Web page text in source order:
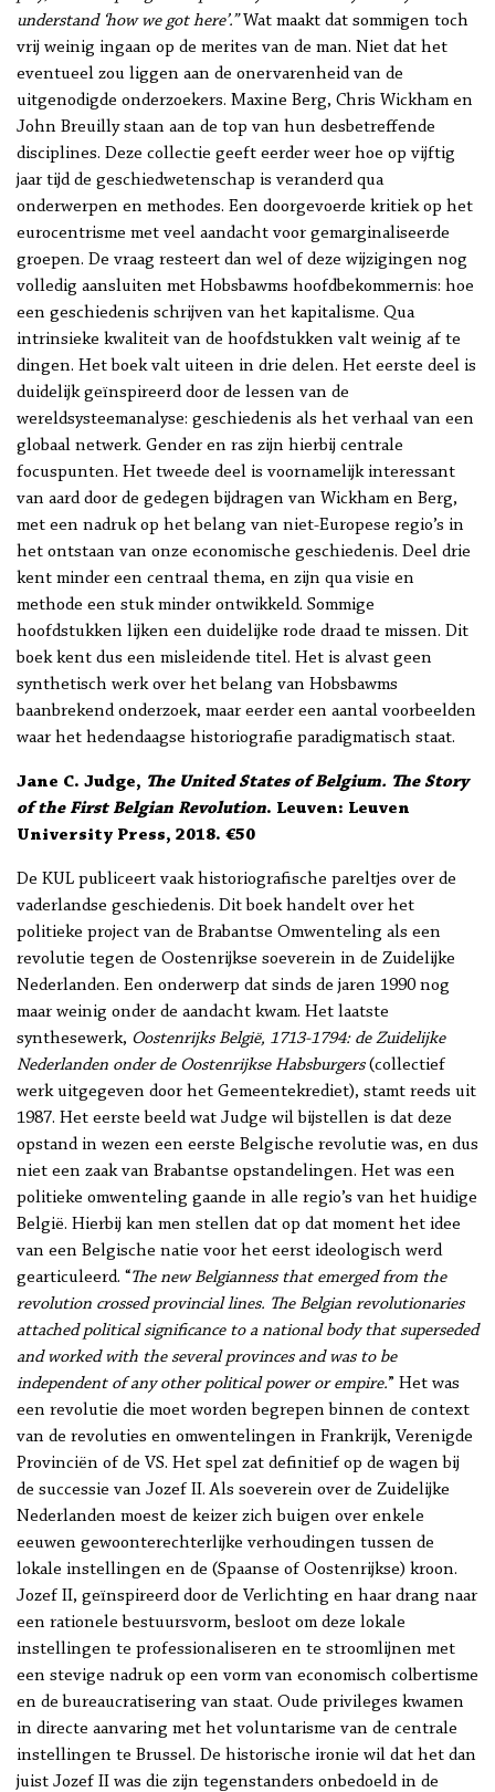
understand ‘how we got here’.”Wat maakt dat sommigen toch
vrij weinig ingaan op de merites van de man. Niet dat het
eventueel zou liggen aan de onervarenheid van de
uitgenodigde onderzoekers. Maxine Berg, Chris Wickham en
John Breuilly staan aan de top van hun desbetreffende
disciplines. Deze collectie geeft eerder weer hoe op vijftig
jaar tijd de geschiedwetenschap is veranderd qua
onderwerpen en methodes. Een doorgevoerde kritiek op het
eurocentrisme met veel aandacht voor gemarginaliseerde
groepen. De vraag resteert dan wel of deze wijzigingen nog
volledig aansluiten met Hobsbawms hoofdbekommernis: hoe
een geschiedenis schrijven van het kapitalisme. Qua
intrinsieke kwaliteit van de hoofdstukken valt weinig af te
dingen. Het boek valt uiteen in drie delen. Het eerste deel is
duidelijk geïnspireerd door de lessen van de
wereldsysteemanalyse: geschiedenis als het verhaal van een
globaal netwerk. Gender en ras zijn hierbij centrale
focuspunten. Het tweede deel is voornamelijk interessant
van aard door de gedegen bijdragen van Wickham en Berg,
met een nadruk op het belang van niet-Europese regio’s in
het ontstaan van onze economische geschiedenis. Deel drie
kent minder een centraal thema, en zijn qua visie en
methode een stuk minder ontwikkeld. Sommige
hoofdstukken lijken een duidelijke rode draad te missen. Dit
boek kent dus een misleidende titel. Het is alvast geen
synthetisch werk over het belang van Hobsbawms
baanbrekend onderzoek, maar eerder een aantal voorbeelden
waar het hedendaagse historiografie paradigmatisch staat.
Jane C. Judge, The United States of Belgium. The Story
of the First Belgian Revolution. Leuven: Leuven
University Press, 2018. €50
De KUL publiceert vaak historiografische pareltjes over de
vaderlandse geschiedenis. Dit boek handelt over het
politieke project van de Brabantse Omwenteling als een
revolutie tegen de Oostenrijkse soeverein in de Zuidelijke
Nederlanden. Een onderwerp dat sinds de jaren 1990 nog
maar weinig onder de aandacht kwam. Het laatste
synthesewerk, Oostenrijks België, 1713-1794: de Zuidelijke
Nederlanden onder de Oostenrijkse Habsburgers(collectief
werk uitgegeven door het Gemeentekrediet), stamt reeds uit
1987. Het eerste beeld wat Judge wil bijstellen is dat deze
opstand in wezen een eerste Belgische revolutie was, en dus
niet een zaak van Brabantse opstandelingen. Het was een
politieke omwenteling gaande in alle regio’s van het huidige
België. Hierbij kan men stellen dat op dat moment het idee
van een Belgische natie voor het eerst ideologisch werd
gearticuleerd. “The new Belgianness that emerged from the
revolution crossed provincial lines. The Belgian revolutionaries
attached political significance to a national body that superseded
and worked with the several provinces and was to be
independent of any other political power or empire.” Het was
een revolutie die moet worden begrepen binnen de context
van de revoluties en omwentelingen in Frankrijk, Verenigde
Provinciën of de VS. Het spel zat definitief op de wagen bij
de successie van Jozef II. Als soeverein over de Zuidelijke
Nederlanden moest de keizer zich buigen over enkele
eeuwen gewoonterechterlijke verhoudingen tussen de
lokale instellingen en de (Spaanse of Oostenrijkse) kroon.
Jozef II, geïnspireerd door de Verlichting en haar drang naar
een rationele bestuursvorm, besloot om deze lokale
instellingen te professionaliseren en te stroomlijnen met
een stevige nadruk op een vorm van economisch colbertisme
en de bureaucratisering van staat. Oude privileges kwamen
in directe aanvaring met het voluntarisme van de centrale
instellingen te Brussel. De historische ironie wil dat het dan
juist Jozef II was die zijn tegenstanders onbedoeld in de